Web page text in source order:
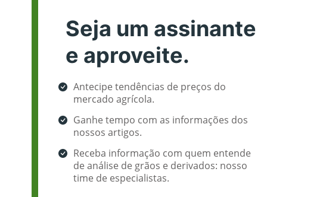
Seja um assinante
e aproveite.
Antecipe tendências de preços do
mercado agrícola.
Ganhe tempo com as informações dos
nossos artigos.
Receba informação com quem entende
de análise de grãos e derivados: nosso
time de especialistas.